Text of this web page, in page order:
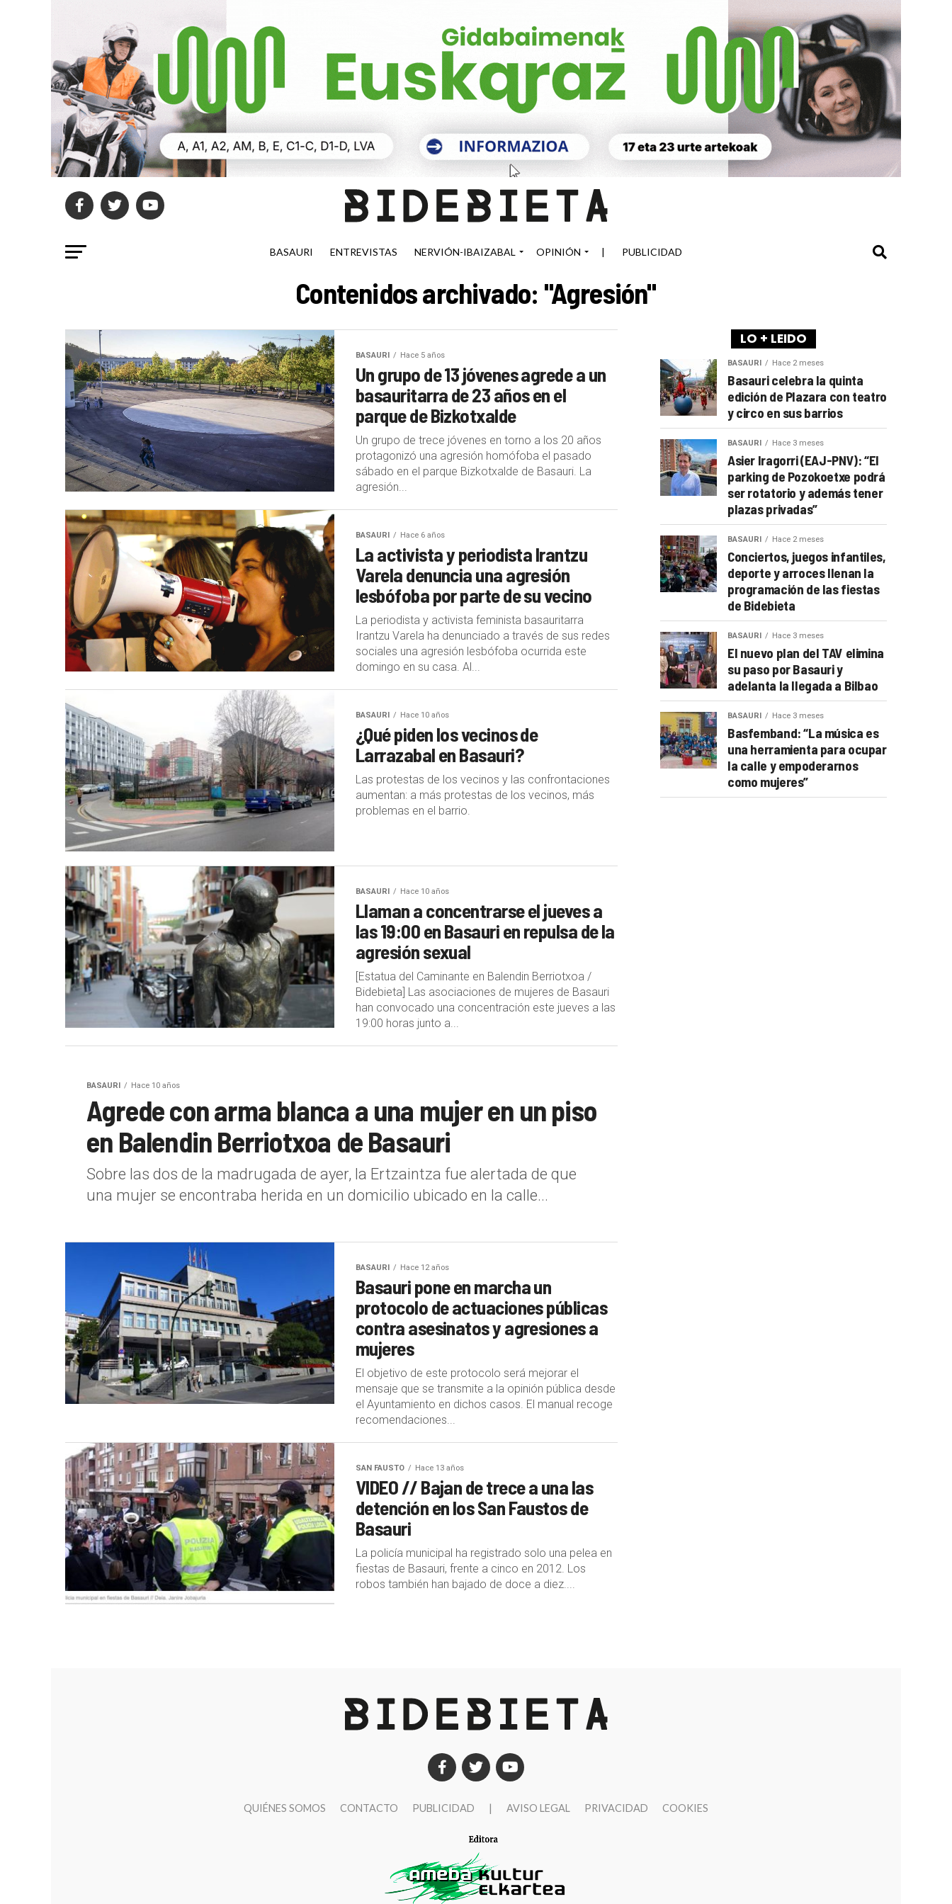
BASAURI ENTREVISTAS NERVIÓN-IBAIZABAL OPINIÓN | PUBLICIDAD
Contenidos archivado: "Agresión"
BASAURI Hace 5 años
Un grupo de 13 jóvenes agrede a un
basauritarra de 23 años en el
parque de Bizkotxalde
Un grupo de trece jóvenes en torno a los 20 años
protagonizó una agresión homófoba el pasado
sábado en el parque Bizkotxalde de Basauri. La
agresión...
BASAURI Hace 6 años
La activista y periodista Irantzu
Varela denuncia una agresión
lesbófoba por parte de su vecino
La periodista y activista feminista basauritarra
Irantzu Varela ha denunciado a través de sus redes
sociales una agresión lesbófoba ocurrida este
domingo en su casa. Al...
BASAURI Hace 10 años
¿Qué piden los vecinos de
Larrazabal en Basauri?
Las protestas de los vecinos y las confrontaciones
aumentan: a más protestas de los vecinos, más
problemas en el barrio.
BASAURI Hace 10 años
Llaman a concentrarse el jueves a
las 19:00 en Basauri en repulsa de la
agresión sexual
[Estatua del Caminante en Balendin Berriotxoa /
Bidebieta] Las asociaciones de mujeres de Basauri
han convocado una concentración este jueves a las
19:00 horas junto a...
BASAURI Hace 10 años
Agrede con arma blanca a una mujer en un piso
en Balendin Berriotxoa de Basauri
Sobre las dos de la madrugada de ayer, la Ertzaintza fue alertada de que
una mujer se encontraba herida en un domicilio ubicado en la calle...
BASAURI Hace 12 años
Basauri pone en marcha un
protocolo de actuaciones públicas
contra asesinatos y agresiones a
mujeres
El objetivo de este protocolo será mejorar el
mensaje que se transmite a la opinión pública desde
el Ayuntamiento en dichos casos. El manual recoge
recomendaciones...
SAN FAUSTO Hace 13 años
VIDEO // Bajan de trece a una las
detención en los San Faustos de
Basauri
La policía municipal ha registrado solo una pelea en
fiestas de Basauri, frente a cinco en 2012. Los
robos también han bajado de doce a diez....
LO + LEIDO
BASAURI Hace 2 meses
Basauri celebra la quinta
edición de Plazara con teatro
y circo en sus barrios
BASAURI Hace 3 meses
Asier Iragorri (EAJ-PNV): “El
parking de Pozokoetxe podrá
ser rotatorio y además tener
plazas privadas”
BASAURI Hace 2 meses
Conciertos, juegos infantiles,
deporte y arroces llenan la
programación de las fiestas
de Bidebieta
BASAURI Hace 3 meses
El nuevo plan del TAV elimina
su paso por Basauri y
adelanta la llegada a Bilbao
BASAURI Hace 3 meses
Basfemband: “La música es
una herramienta para ocupar
la calle y empoderarnos
como mujeres”
QUIÉNES SOMOS CONTACTO PUBLICIDAD | AVISO LEGAL PRIVACIDAD COOKIES